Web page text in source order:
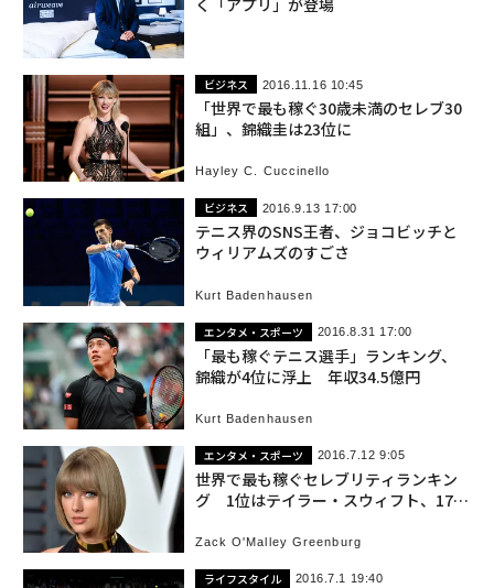
ビジネス 2016.11.16 10:45
「世界で最も稼ぐ30歳未満のセレブ30
組」、錦織圭は23位に
Hayley C. Cuccinello
ビジネス 2016.9.13 17:00
テニス界のSNS王者、ジョコビッチと
ウィリアムズのすごさ
Kurt Badenhausen
エンタメ・スポーツ 2016.8.31 17:00
「最も稼ぐテニス選手」ランキング、
錦織が4位に浮上 年収34.5億円
Kurt Badenhausen
エンタメ・スポーツ 2016.7.12 9:05
世界で最も稼ぐセレブリティランキン
グ 1位はテイラー・スウィフト、175
Zack O'Malley Greenburg
ライフスタイル 2016.7.1 19:40